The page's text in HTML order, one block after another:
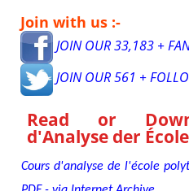
Join with us :-
JOIN OUR 33,183 +
JOIN OUR 561 +
Read or
d'Analyse der
Cours d'analyse de l'école